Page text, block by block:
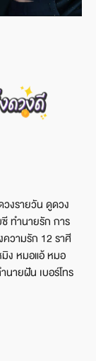
งรายวัน ดูดวง
ทำนายรัก การ
วามรัก 12 ราศี
ง หมอแอ้ หมอ
ายฝัน เบอร์โทร